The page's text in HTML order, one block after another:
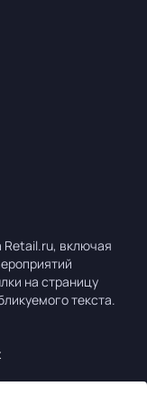
Retail.ru, включая
на страницу
текста.